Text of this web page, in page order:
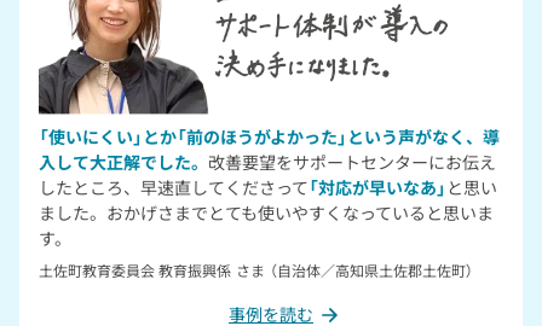
「使いにくい」とか「前のほうがよかった」という声がなく、導
入して大正解でした。 改善要望をサポートセンターにお伝え
したところ、早速直してくださって「対応が早いなあ」 と思い
ました。おかげさまでとても使いやすくなっていると思いま
す。
土佐町教育委員会 教育振興係 さま （自治体／高知県土佐郡土佐町）
事例を読む